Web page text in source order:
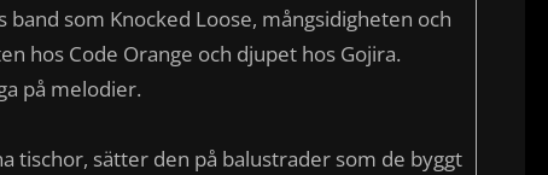
som Knocked Loose, mångsidigheten och
hos Code Orange och djupet hos Gojira.
på melodier.
tischor, sätter den på balustrader som de byggt